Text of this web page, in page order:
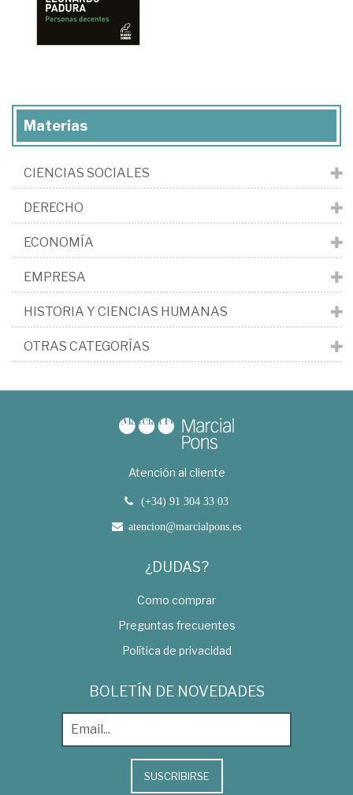
Materias
CIENCIAS SOCIALES
DERECHO
ECONOMÍA
EMPRESA
HISTORIA Y CIENCIAS HUMANAS
OTRAS CATEGORÍAS
Atención al cliente
(+34) 91 304 33 03
atencion@marcialpons.es
¿DUDAS?
Como comprar
Preguntas frecuentes
Política de privacidad
BOLETÍN DE NOVEDADES
SUSCRIBIRSE